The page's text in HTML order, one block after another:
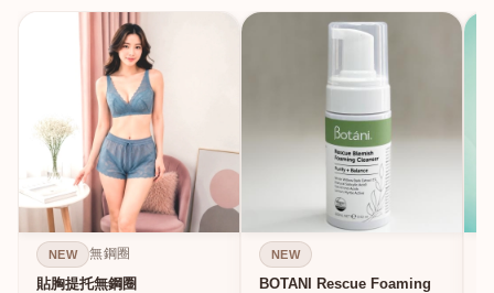
NEW 無鋼圈
貼胸提托無鋼圈
NEW
BOTANI Rescue Foaming